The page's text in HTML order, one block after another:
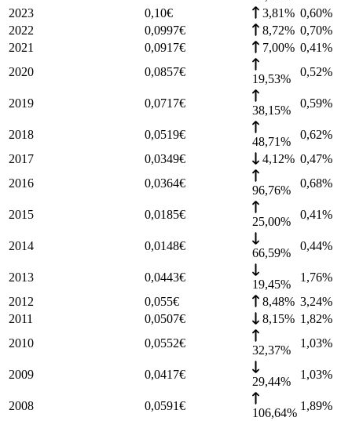
2023
0,10€ 3,81% 0,60%
2022
0,0997€ 8,72% 0,70%
2021
0,0917€ 7,00% 0,41%
2020
0,0857€
19,53%
0,52%
2019 0,0717€
38,15%
0,59%
2018 0,0519€
48,71%
0,62%
2017
0,0349€ 4,12% 0,47%
2016
0,0364€
96,76%
0,68%
2015 0,0185€
25,00%
0,41%
2014 0,0148€
66,59%
0,44%
2013 0,0443€
19,45%
1,76%
2012
0,055€ 8,48% 3,24%
2011
0,0507€ 8,15% 1,82%
2010
0,0552€
32,37%
1,03%
2009 0,0417€
29,44%
1,03%
2008 0,0591€
106,64%
1,89%